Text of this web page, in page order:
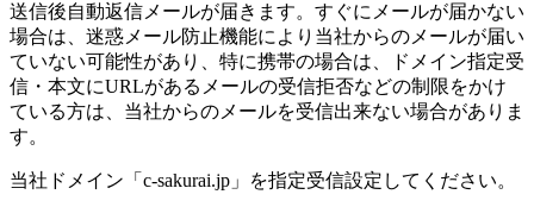
送信後自動返信メールが届きます。すぐにメールが届かない
場合は、迷惑メール防止機能により当社からのメールが届い
ていない可能性があり、特に携帯の場合は、ドメイン指定受
信・本文にURLがあるメールの受信拒否などの制限をかけ
ている方は、当社からのメールを受信出来ない場合がありま
す。
当社ドメイン「c-sakurai.jp」を指定受信設定してください。